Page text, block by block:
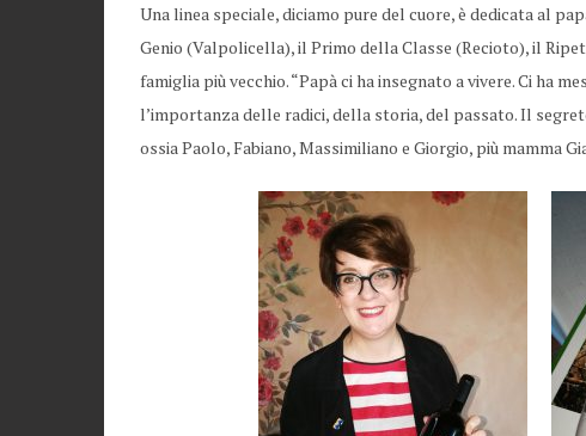
Una linea speciale, diciamo pure del cuore, è dedicata al
Genio (Valpolicella), il Primo della Classe (Recioto), il
famiglia più vecchio. “Papà ci ha insegnato a vivere. Ci ha
l’importanza delle radici, della storia, del passato. Il
ossia Paolo, Fabiano, Massimiliano e Giorgio, più mamma